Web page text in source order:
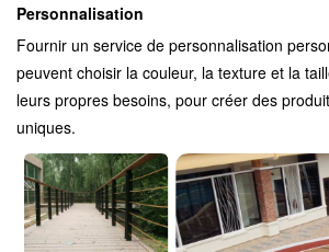
Personnalisation
Fournir un service de personnalisation
peuvent choisir la couleur, la texture et la
leurs propres besoins, pour créer des
uniques.